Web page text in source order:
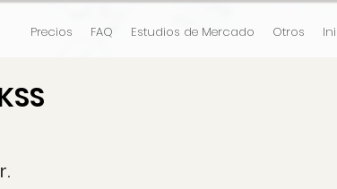
Precios FAQ Estudios de Mercado Otros